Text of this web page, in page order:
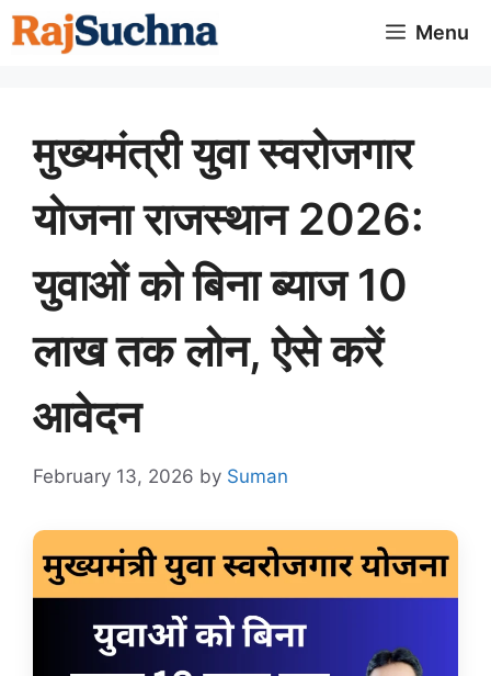
Skip
to
Menu
मुख्यमंत्री युवा स्वरोजगार
योजना राजस्थान 2026:
युवाओं को बिना ब्याज 10
लाख तक लोन, ऐसे करें
आवेदन
February 13, 2026 by Suman